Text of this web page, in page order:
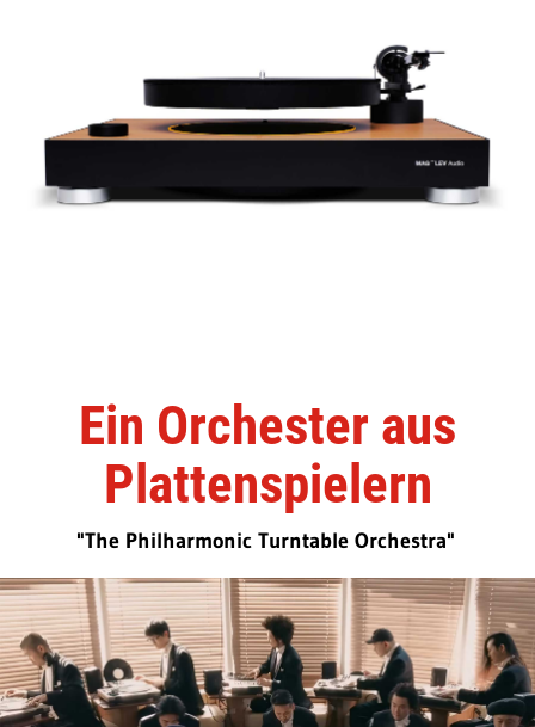
Ein Orchester aus
Plattenspielern
"The Philharmonic Turntable Orchestra"